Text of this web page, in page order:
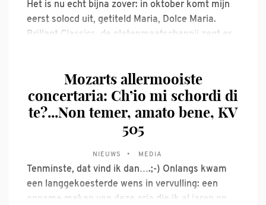
Het is nu echt bijna zover: in oktober komt mijn
eerst solocd uit, getiteld Maria, Dolce Maria.
Brillant Classics, de platenmaatschappij zegt er
ultimate symbiosis between music and text,’
says the Dutch soprano
Mozarts allermooiste
concertaria: Ch’io mi schordi di
te?...Non temer, amato bene, KV
505
NIEUWS MEDIA
Tenminste, dat vind ik dan….;-) Onlangs kwam
een langgekoesterde wens in vervulling: een
opname maken van deze aria die ik al jaren op